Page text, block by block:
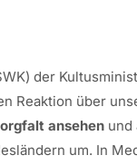
der
Reaktion über
ansehenund
um. In